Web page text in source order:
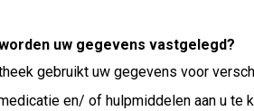
uw gegevens vastgelegd?
gebruikt uw gegevens voor
en/ of hulpmiddelen aan u te